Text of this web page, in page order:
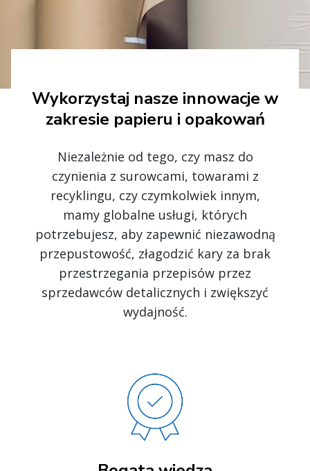
Wykorzystaj nasze innowacje w
zakresie papieru i opakowań
Niezależnie od tego, czy masz do
czynienia z surowcami, towarami z
recyklingu, czy czymkolwiek innym,
mamy globalne usługi, których
potrzebujesz, aby zapewnić niezawodną
przepustowość, złagodzić kary za brak
przestrzegania przepisów przez
sprzedawców detalicznych i zwiększyć
wydajność.